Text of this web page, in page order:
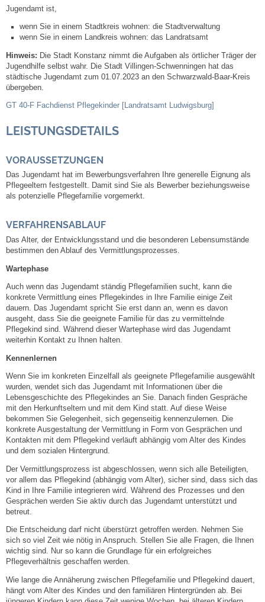
Ortsplan
Bildergalerie
Rund um den Wein
Aktuelles
Mitarbeiter
Stellenangebote
Ortsrecht
Schadensmeldungen
Bürgerservice
Gemeinderat
Sitzungsberichte
Ratsinfo
Gutachterausschuss
Leben
Bauen & Wohnen
Bodenrichtwerte
Jugendamt ist,
wenn Sie in einem Stadtkreis wohnen: die Stadtverwaltung
wenn Sie in einem Landkreis wohnen: das Landratsamt
Hinweis: Die Stadt Konstanz nimmt die Aufgaben als örtlicher Träger der
Jugendhilfe selbst wahr. Die Stadt Villingen-Schwenningen hat das
städtische Jugendamt zum 01.07.2023 an den Schwarzwald-Baar-Kreis
übergeben.
GT 40-F Fachdienst Pflegekinder [Landratsamt Ludwigsburg]
LEISTUNGSDETAILS
VORAUSSETZUNGEN
Das Jugendamt hat im Bewerbungsverfahren Ihre generelle Eignung als
Pflegeeltern festgestellt. Damit sind Sie als Bewerber beziehungsweise
als potenzielle Pflegefamilie vorgemerkt.
VERFAHRENSABLAUF
Das Alter, der Entwicklungsstand und die besonderen Lebensumstände
bestimmen den Ablauf des Vermittlungsprozesses.
Wartephase
Auch wenn das Jugendamt ständig Pflegefamilien sucht, kann die
konkrete Vermittlung eines Pflegekindes in Ihre Familie einige Zeit
dauern. Das Jugendamt spricht Sie erst dann an, wenn es davon
ausgeht, dass Sie die geeignete Familie für das zu vermittelnde
Pflegekind sind. Während dieser Wartephase wird das Jugendamt
weiterhin Kontakt zu Ihnen halten.
Kennenlernen
Wenn Sie im konkreten Einzelfall als geeignete Pflegefamilie ausgewählt
wurden, wendet sich das Jugendamt mit Informationen über die
Lebensgeschichte des Pflegekindes an Sie. Danach finden Gespräche
mit den Herkunftseltern und mit dem Kind statt. Auf diese Weise
bekommen Sie Gelegenheit, sich gegenseitig kennenzulernen. Die
konkrete Ausgestaltung der Vermittlung in Form von Gesprächen und
Kontakten mit dem Pflegekind verläuft abhängig vom Alter des Kindes
und dem sozialen Hintergrund.
Der Vermittlungsprozess ist abgeschlossen, wenn sich alle Beteiligten,
vor allem das Pflegekind (abhängig vom Alter), sicher sind, dass sich das
Kind in Ihre Familie integrieren wird. Während des Prozesses und den
Gesprächen werden Sie aktiv durch das Jugendamt unterstützt und
betreut.
Die Entscheidung darf nicht überstürzt getroffen werden. Nehmen Sie
sich so viel Zeit wie nötig in Anspruch. Stellen Sie alle Fragen, die Ihnen
wichtig sind. Nur so kann die Grundlage für ein erfolgreiches
Pflegeverhältnis geschaffen werden.
Wie lange die Annäherung zwischen Pflegefamilie und Pflegekind dauert,
hängt vom Alter des Kindes und den familiären Hintergründen ab. Bei